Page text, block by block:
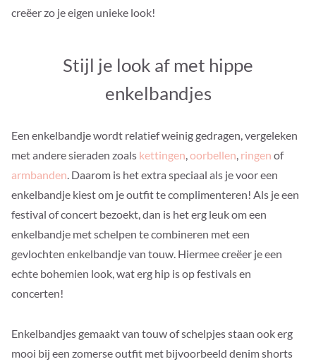
creëer zo je eigen unieke look!
Stijl je look af met hippe
enkelbandjes
Een enkelbandje wordt relatief weinig gedragen, vergeleken
met andere sieraden zoals kettingen,oorbellen, ringen of
armbanden. Daarom is het extra speciaal als je voor een
enkelbandje kiest om je outfit te complimenteren! Als je een
festival of concert bezoekt, dan is het erg leuk om een
enkelbandje met schelpen te combineren met een
gevlochten enkelbandje van touw. Hiermee creëer je een
echte bohemien look, wat erg hip is op festivals en
concerten!
Enkelbandjes gemaakt van touw of schelpjes staan ook erg
mooi bij een zomerse outfit met bijvoorbeeld denim shorts